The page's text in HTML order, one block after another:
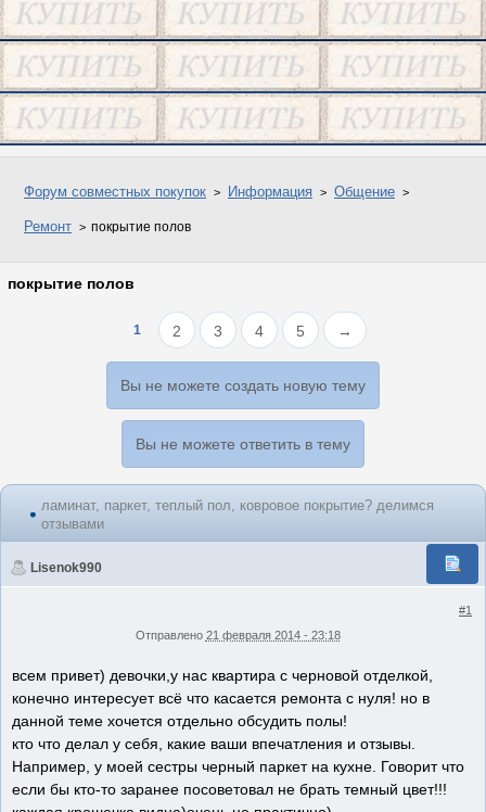
Форум совместных покупок Информация Общение
Ремонт покрытие полов
покрытие полов
1 2 3 4 5 →
Вы не можете создать новую тему
Вы не можете ответить в тему
ламинат, паркет, теплый пол, ковровое покрытие? делимся
отзывами
Lisenok990
#1
Отправлено 21 февраля 2014 - 23:18
всем привет) девочки,у нас квартира с черновой отделкой,
конечно интересует всё что касается ремонта с нуля! но в
данной теме хочется отдельно обсудить полы!
кто что делал у себя, какие ваши впечатления и отзывы.
Например, у моей сестры черный паркет на кухне. Говорит что
если бы кто-то заранее посоветовал не брать темный цвет!!!